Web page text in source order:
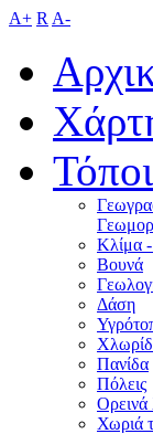
A+ R A-
Κλίμα
Βουνά
Δάση
Πανίδα
Πόλεις
Χωριά